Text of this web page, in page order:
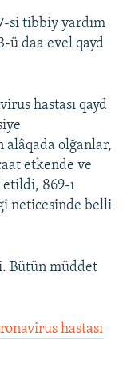
si tibbiy yardım
ü daa evel qayd
hastası qayd
olğanlar,
etkende ve
etildi, 869-ı
neticesinde belli
Bütün müddet
hastası